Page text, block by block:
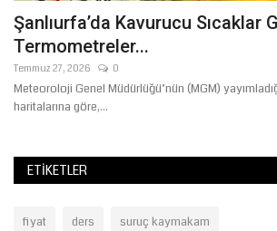
Şanlıurfa’da Kavurucu Sıcaklar
Termometreler...
Temmuz 27, 2026 0
Meteoroloji Genel Müdürlüğü’nün (MGM)
haritalarına göre,...
ETIKETLER
fiyat ders suruç kaymakam